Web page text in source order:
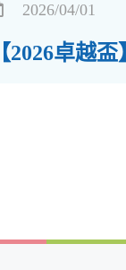
2026/04/01
【2026卓越